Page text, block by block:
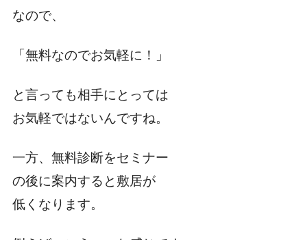
なので、
「無料なのでお気軽に！」
と言っても相手にとっては
お気軽ではないんですね。
一方、無料診断をセミナー
の後に案内すると敷居が
低くなります。